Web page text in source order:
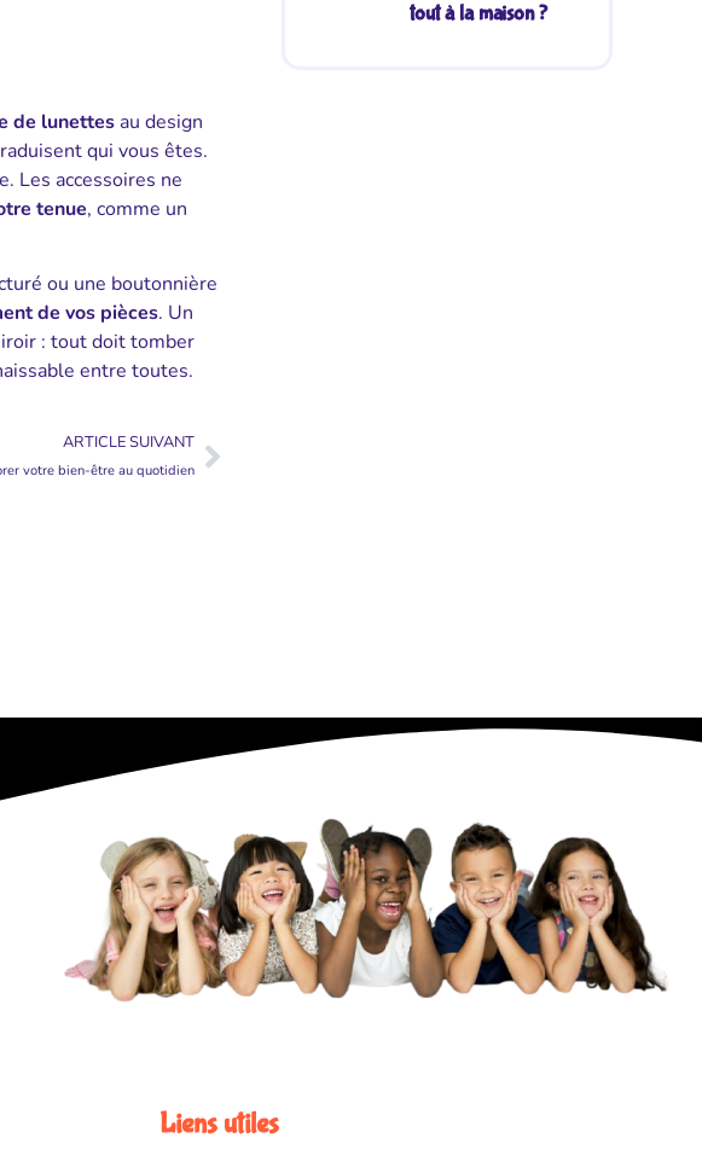
de lunettes au design
qui vous êtes.
Les accessoires ne
tenue, comme un
ou une boutonnière
de vos pièces. Un
: tout doit tomber
entre toutes.
ARTICLE SUIVANT
votre bien-être au quotidien
tout à la maison ?
Liens utiles